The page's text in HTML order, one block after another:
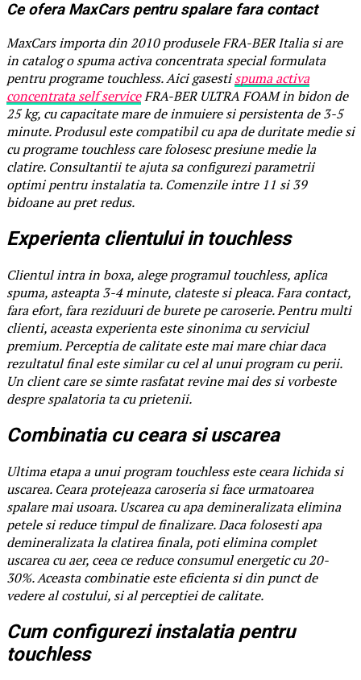
Ce ofera MaxCars pentru spalare fara contact
MaxCars importa din 2010 produsele FRA-BER Italia si are
in catalog o spuma activa concentrata special formulata
pentru programe touchless. Aici gasestispuma activa
concentrata self serviceFRA-BER ULTRA FOAM in bidon de
25 kg, cu capacitate mare de inmuiere si persistenta de 3-5
minute. Produsul este compatibil cu apa de duritate medie si
cu programe touchless care folosesc presiune medie la
clatire. Consultantii te ajuta sa configurezi parametrii
optimi pentru instalatia ta. Comenzile intre 11 si 39
bidoane au pret redus.
Experienta clientului in touchless
Clientul intra in boxa, alege programul touchless, aplica
spuma, asteapta 3-4 minute, clateste si pleaca. Fara contact,
fara efort, fara reziduuri de burete pe caroserie. Pentru multi
clienti, aceasta experienta este sinonima cu serviciul
premium. Perceptia de calitate este mai mare chiar daca
rezultatul final este similar cu cel al unui program cu perii.
Un client care se simte rasfatat revine mai des si vorbeste
despre spalatoria ta cu prietenii.
Combinatia cu ceara si uscarea
Ultima etapa a unui program touchless este ceara lichida si
uscarea. Ceara protejeaza caroseria si face urmatoarea
spalare mai usoara. Uscarea cu apa demineralizata elimina
petele si reduce timpul de finalizare. Daca folosesti apa
demineralizata la clatirea finala, poti elimina complet
uscarea cu aer, ceea ce reduce consumul energetic cu 20-
30%. Aceasta combinatie este eficienta si din punct de
vedere al costului, si al perceptiei de calitate.
Cum configurezi instalatia pentru
touchless